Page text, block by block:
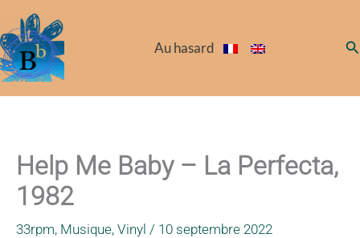
au
contenu
Au hasard
Help Me Baby – La Perfecta,
1982
33rpm, Musique, Vinyl / 10 septembre 2022